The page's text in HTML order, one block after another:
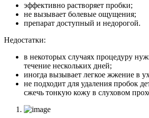
эффективно растворяет пробки;
не вызывает болевые ощущения;
препарат доступный и недорогой.
Недостатки:
в некоторых случаях процедуру
течение нескольких дней;
иногда вызывает легкое жжение в
не подходит для удаления пробок
сжечь тонкую кожу в слуховом